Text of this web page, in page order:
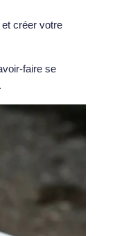
créer votre
faire se